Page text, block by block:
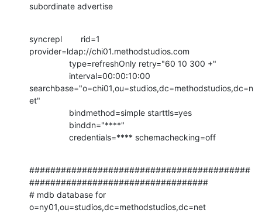
subordinate advertise
syncrepl        rid=1
provider=ldap://chi01.methodstudios.com
searchbase="o=chi01,ou=studios,dc=methodstudios,dc=n
et"
                 credentials=**** schemachecking=off
##########################################
##################################
# mdb database for
o=ny01,ou=studios,dc=methodstudios,dc=net